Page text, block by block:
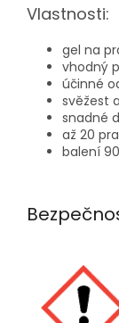
Vlastnosti:
gel na
vhodný
účinné
svěžest
snadné
až 20
balení